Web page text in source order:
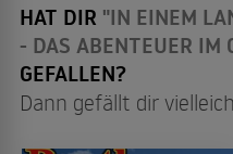
HAT DIR "IN EINEM
- DAS ABENTEUER IM
GEFALLEN?
Dann gefällt dir